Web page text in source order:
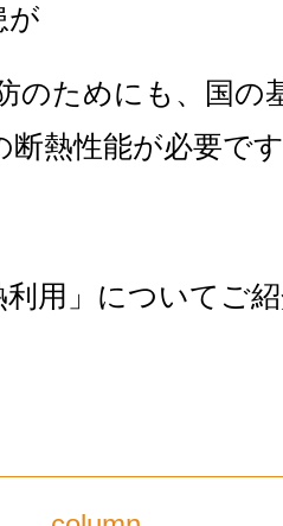
が
のためにも、国の
断熱性能が必要で
利用」についてご